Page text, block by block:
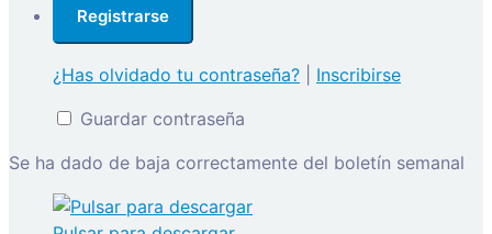
¿Has olvidado tu contraseña?
Inscribirse
Guardar contraseña
Se ha dado de baja correctamente del boletín semanal